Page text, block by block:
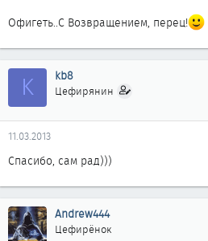
Офигеть..С Возвращением, перец!
K kb8
Цефирянин
11.03.2013
Спасибо, сам рад)))
Andrew444
Цефирёнок